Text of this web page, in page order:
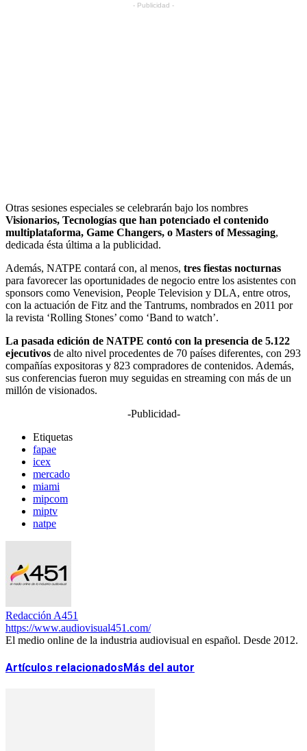
- Publicidad -
Otras sesiones especiales se celebrarán bajo los nombres
Visionarios, Tecnologías que han potenciado el contenido
multiplataforma, Game Changers, o Masters of Messaging,
dedicada ésta última a la publicidad.
Además, NATPE contará con, al menos, tres fiestas nocturnas
para favorecer las oportunidades de negocio entre los asistentes con
sponsors como Venevision, People Television y DLA, entre otros,
con la actuación de Fitz and the Tantrums, nombrados en 2011 por
la revista ‘Rolling Stones’ como ‘Band to watch’.
La pasada edición de NATPE contó con la presencia de 5.122
ejecutivos de alto nivel procedentes de 70 países diferentes, con 293
compañías expositoras y 823 compradores de contenidos. Además,
sus conferencias fueron muy seguidas en streaming con más de un
millón de visionados.
-Publicidad-
Etiquetas
fapae
icex
mercado
miami
mipcom
miptv
natpe
Redacción A451
https://www.audiovisual451.com/
El medio online de la industria audiovisual en español. Desde 2012.
Artículos relacionadosMás del autor